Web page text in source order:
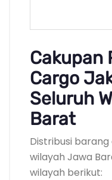
Cakupan
Cargo
Seluruh
Barat
Distribusi
wilayah Jawa
wilayah berikut: